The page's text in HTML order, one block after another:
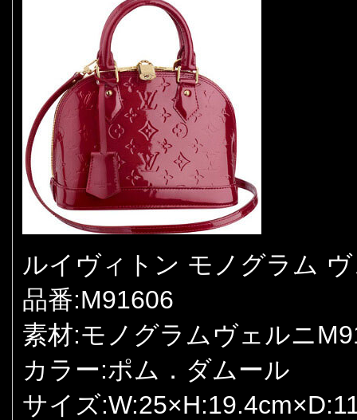
ルイヴィトン モノグラム
品番:M91606
素材:モノグラムヴェルニ
カラー:ポム．ダムール
サイズ